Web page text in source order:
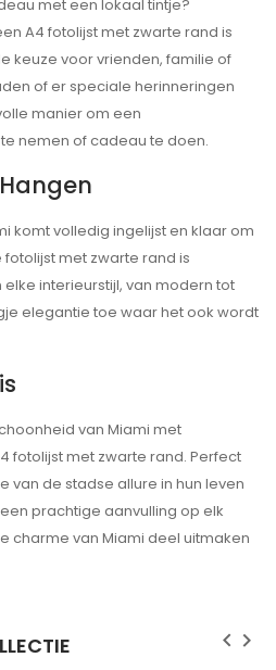
met een lokaal tintje?
A4 fotolijst met zwarte rand is
keuze voor vrienden, familie of
of er speciale herinneringen
manier om een
nemen of cadeau te doen.
komt volledig ingelijst en klaar om
met zwarte rand is
interieurstijl, van modern tot
elegantie toe waar het ook wordt
van Miami met
fotolijst met zwarte rand. Perfect
van de stadse allure in hun leven
prachtige aanvulling op elk
charme van Miami deel uitmaken
keyboard_arrow_left keyboard_arrow_right